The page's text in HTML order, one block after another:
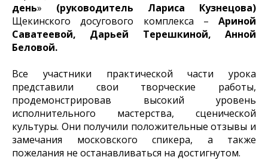
день» (руководитель Лариса Кузнецова)
Щекинского досугового комплекса – Ариной
Саватеевой, Дарьей Терешкиной, Анной
Беловой.
Все участники практической части урока
представили свои творческие работы,
продемонстрировав высокий уровень
исполнительного мастерства, сценической
культуры. Они получили положительные отзывы и
замечания московского спикера, а также
пожелания не останавливаться на достигнутом.